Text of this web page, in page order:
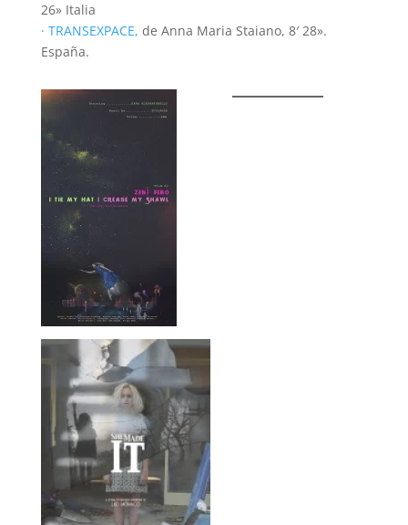
26» Italia
· TRANSEXPACE, de Anna Maria Staiano, 8′ 28».
España.